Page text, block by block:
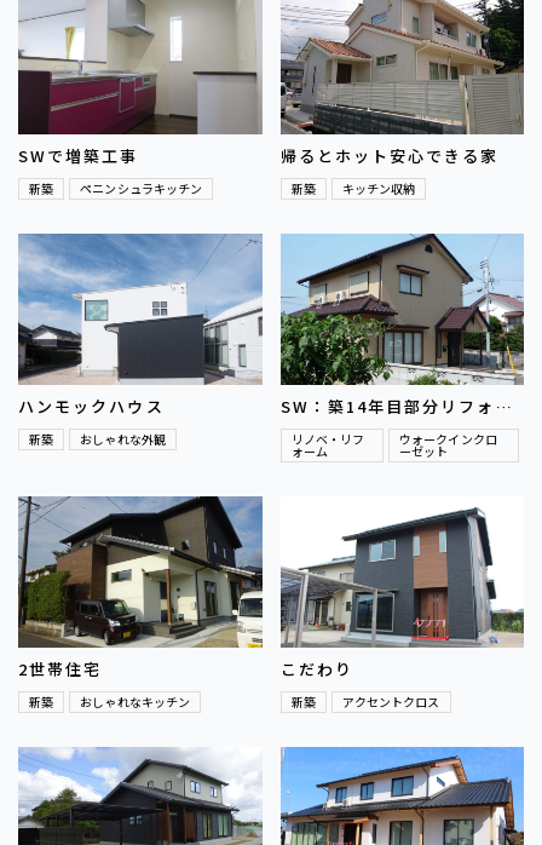
SWで増築工事
新築 ペニンシュラキッチン
帰るとホット安心できる家
新築 キッチン収納
ハンモックハウス
新築 おしゃれな外観
SW：築14年目部分リフォー
ム
リノベ・リフ
ォーム
ウォークインクロ
ーゼット
2世帯住宅
新築 おしゃれなキッチン
こだわり
新築 アクセントクロス